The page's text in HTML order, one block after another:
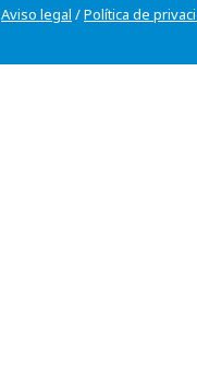
Aviso legal /Política de